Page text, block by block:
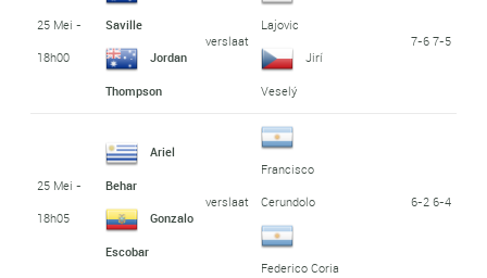
25 Mei -
18h00
Saville
Jordan
Thompson
verslaat
Lajovic
Jirí
Veselý
7-6 7-5
25 Mei -
18h05
Ariel
Behar
Gonzalo
Escobar
verslaat
Francisco
Cerundolo
Federico Coria
6-2 6-4